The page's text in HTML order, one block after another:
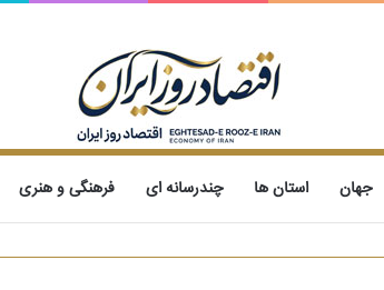
جهان استان ها چندرسانه ای فرهنگی و هنری